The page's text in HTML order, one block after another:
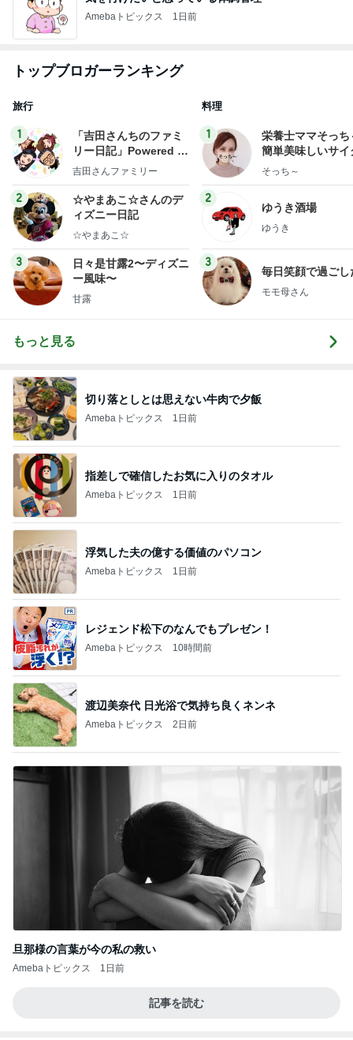
Amebaトピックス 1日前
トップブロガーランキング
旅行
1
「吉田さんちのファミ
リー日記」Powered b
y Ameba 吉田さんファ
ログ
吉田さんファミリー
2
☆やまあこ☆さんのデ
ィズニー日記
☆やまあこ☆
3
日々是甘露2〜ディズニ
ー風味〜
甘露
料理
1
栄養士ママそっち
簡単美味しいサイ
献立
そっち～
2
ゆうき酒場
ゆうき
3
毎日笑顔で過ごし
モモ母さん
もっと見る
切り落としとは思えない牛肉で夕飯
Amebaトピックス 1日前
指差しで確信したお気に入りのタオル
Amebaトピックス 1日前
浮気した夫の億する価値のパソコン
Amebaトピックス 1日前
レジェンド松下のなんでもプレゼン！
Amebaトピックス 10時間前
渡辺美奈代 日光浴で気持ち良くネンネ
Amebaトピックス 2日前
旦那様の言葉が今の私の救い
Amebaトピックス 1日前
記事を読む